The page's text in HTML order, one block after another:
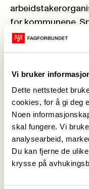
Vi bruker
Dette nettstedet
cookies, for å gi deg
Noen
skal fungere. Vi
analysearbeid,
Du kan fjerne de
krysse på
for kommunene,
osv. på
siden, for
Hva betyr
Det er
et mellomoppgjør.
Hovedoppgjør
inkludert både